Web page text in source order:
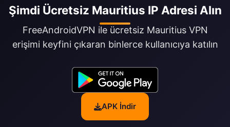
Şimdi Ücretsiz Mauritius IP Adresi Alın
FreeAndroidVPN ile ücretsiz Mauritius VPN
erişimi keyfini çıkaran binlerce kullanıcıya katılın
APK İndir